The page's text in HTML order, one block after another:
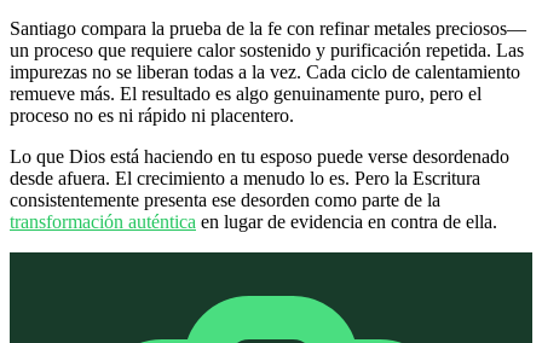
Santiago compara la prueba de la fe con refinar metales preciosos—
un proceso que requiere calor sostenido y purificación repetida. Las
impurezas no se liberan todas a la vez. Cada ciclo de calentamiento
remueve más. El resultado es algo genuinamente puro, pero el
proceso no es ni rápido ni placentero.
Lo que Dios está haciendo en tu esposo puede verse desordenado
desde afuera. El crecimiento a menudo lo es. Pero la Escritura
consistentemente presenta ese desorden como parte de la
transformación auténtica en lugar de evidencia en contra de ella.